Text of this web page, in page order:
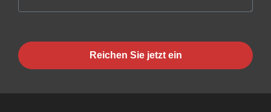
Reichen Sie jetzt ein